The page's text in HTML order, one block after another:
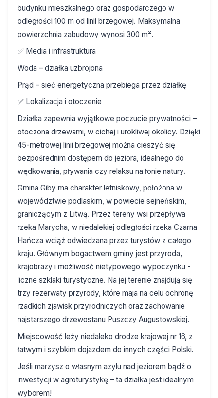
budynku mieszkalnego oraz gospodarczego w
odległości 100 m od linii brzegowej. Maksymalna
powierzchnia zabudowy wynosi 300 m².
✅ Media i infrastruktura
Woda – działka uzbrojona
Prąd – sieć energetyczna przebiega przez działkę
✅ Lokalizacja i otoczenie
Działka zapewnia wyjątkowe poczucie prywatności –
otoczona drzewami, w cichej i urokliwej okolicy. Dzięki
45-metrowej linii brzegowej można cieszyć się
bezpośrednim dostępem do jeziora, idealnego do
wędkowania, pływania czy relaksu na łonie natury.
Gmina Giby ma charakter letniskowy, położona w
województwie podlaskim, w powiecie sejneńskim,
graniczącym z Litwą. Przez tereny wsi przepływa
rzeka Marycha, w niedalekiej odległości rzeka Czarna
Hańcza wciąż odwiedzana przez turystów z całego
kraju. Głównym bogactwem gminy jest przyroda,
krajobrazy i możliwość nietypowego wypoczynku -
liczne szklaki turystyczne. Na jej terenie znajdują się
trzy rezerwaty przyrody, które maja na celu ochronę
rzadkich zjawisk przyrodniczych oraz zachowanie
najstarszego drzewostanu Puszczy Augustowskiej.
Miejscowość leży niedaleko drodze krajowej nr 16, z
łatwym i szybkim dojazdem do innych części Polski.
Jeśli marzysz o własnym azylu nad jeziorem bądź o
inwestycji w agroturystykę – ta działka jest idealnym
wyborem!